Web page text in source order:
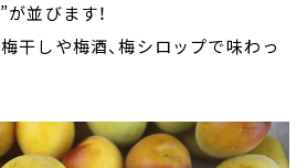
並びます！
干しや梅酒、梅シロップで味わっ